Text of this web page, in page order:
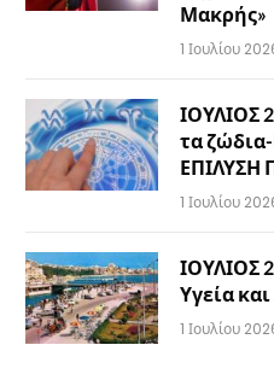
Μακρής»
1 Ιουλίου
ΙΟΥΛΙΟΣ
τα
ΕΠΙΛΥΣΗ
1 Ιουλίου
ΙΟΥΛΙΟΣ
Υγεία
1 Ιουλίου